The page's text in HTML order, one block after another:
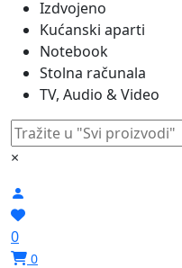
Izdvojeno
Kućanski aparti
Notebook
Stolna računala
TV, Audio & Video
×
0
0